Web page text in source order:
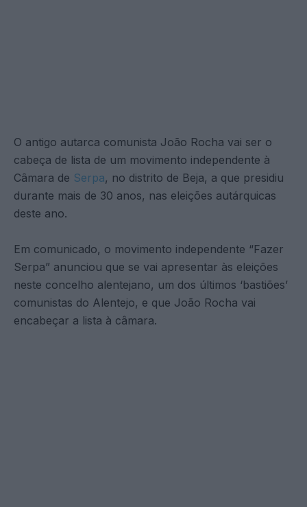
O antigo autarca comunista João Rocha vai ser o
cabeça de lista de um movimento independente à
Câmara de Serpa, no distrito de Beja, a que presidiu
durante mais de 30 anos, nas eleições autárquicas
deste ano.
Em comunicado, o movimento independente “Fazer
Serpa” anunciou que se vai apresentar às eleições
neste concelho alentejano, um dos últimos ‘bastiões’
comunistas do Alentejo, e que João Rocha vai
encabeçar a lista à câmara.